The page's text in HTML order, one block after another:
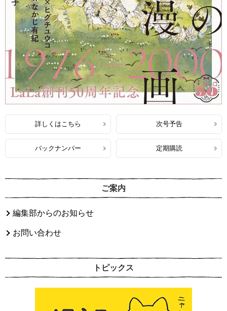
詳しくはこちら 次号予告
バックナンバー 定期購読
ご案内
編集部からのお知らせ
お問い合わせ
トピックス